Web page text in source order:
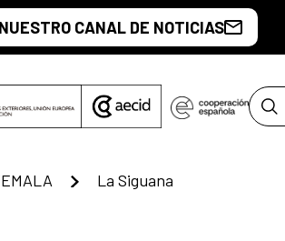
CANAL DE NOTICIAS
La Siguana